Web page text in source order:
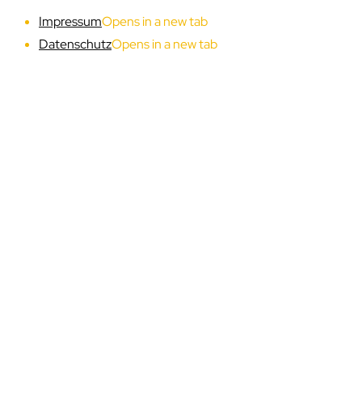
ImpressumOpens in a new tab
DatenschutzOpens in a new tab